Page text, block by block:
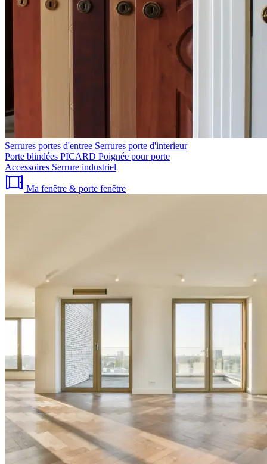
Serrures portes d'entree Serrures porte d'interieur
Porte blindées PICARD Poignée pour porte
Accessoires Serrure industriel
Ma fenêtre & porte fenêtre